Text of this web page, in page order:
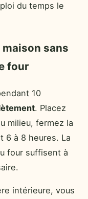
du temps le
sans
four
10
. Placez
milieu, fermez la
6 à 8 heures. La
four suffisent à
intérieure, vous